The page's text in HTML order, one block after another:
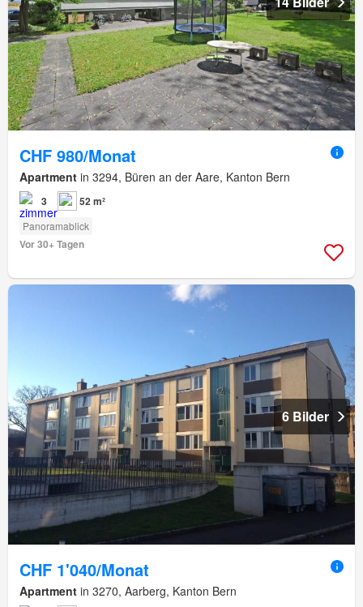
CHF 980/Monat
Apartment in 3294, Büren an der Aare, Kanton Bern
3 52 m²
Panoramablick
Vor 30+ Tagen
6 Bilder
CHF 1'040/Monat
Apartment in 3270, Aarberg, Kanton Bern